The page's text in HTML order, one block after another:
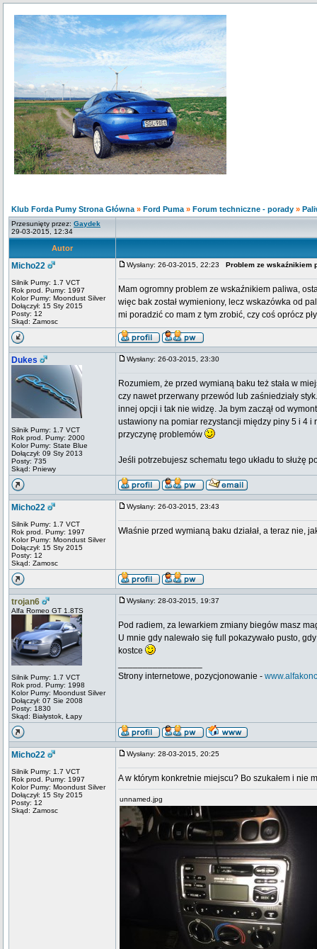
Klub Forda Pumy Strona Główna » Ford Puma » Forum techniczne - porady »
Przesunięty przez: Gaydek
29-03-2015, 12:34
Autor
Micho22
Silnik Pumy: 1.7 VCT
Rok prod. Pumy: 1997
Kolor Pumy: Moondust Silver
Dołączył: 15 Sty 2015
Posty: 12
Skąd: Zamosc
Wysłany: 26-03-2015, 22:23 Problem ze wskaźnikiem
Mam ogromny problem ze wskaźnikiem paliwa,
więc bak został wymieniony, lecz wskazówka od
mi poradzić co mam z tym zrobić, czy coś oprócz
Dukes
Silnik Pumy: 1.7 VCT
Rok prod. Pumy: 2000
Kolor Pumy: State Blue
Dołączył: 09 Sty 2013
Posty: 735
Skąd: Pniewy
Wysłany: 26-03-2015, 23:30
Rozumiem, że przed wymianą baku też stała w
czy nawet przerwany przewód lub zaśniedziały
innej opcji i tak nie widzę. Ja bym zaczął od
ustawiony na pomiar rezystancji między piny 5 i 4 i
przyczynę problemów
Jeśli potrzebujesz schematu tego układu to służę
Micho22
Silnik Pumy: 1.7 VCT
Rok prod. Pumy: 1997
Kolor Pumy: Moondust Silver
Dołączył: 15 Sty 2015
Posty: 12
Skąd: Zamosc
Wysłany: 26-03-2015, 23:43
Właśnie przed wymianą baku działał, a teraz nie,
trojan6
Alfa Romeo GT 1.8TS
Silnik Pumy: 1.7 VCT
Rok prod. Pumy: 1998
Kolor Pumy: Moondust Silver
Dołączył: 07 Sie 2008
Posty: 1830
Skąd: Białystok, Łapy
Wysłany: 28-03-2015, 19:37
Pod radiem, za lewarkiem zmiany biegów masz
U mnie gdy nalewało się full pokazywało pusto,
kostce
Strony internetowe, pozycjonowanie -
Micho22
Silnik Pumy: 1.7 VCT
Rok prod. Pumy: 1997
Kolor Pumy: Moondust Silver
Dołączył: 15 Sty 2015
Posty: 12
Skąd: Zamosc
Wysłany: 28-03-2015, 20:25
A w którym konkretnie miejscu? Bo szukałem i nie
unnamed.jpg